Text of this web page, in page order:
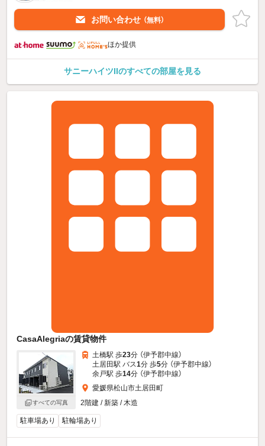
お問い合わせ （無料）
ほか提供
サニーハイツIIのすべての部屋を見る
CasaAlegriaの賃貸物件
すべての写真
土橋駅 歩23分 （伊予郡中線）
土居田駅 バス1分 歩5分 （伊予郡中線）
余戸駅 歩14分 （伊予郡中線）
愛媛県松山市土居田町
2階建 / 新築 / 木造
駐車場あり 駐輪場あり